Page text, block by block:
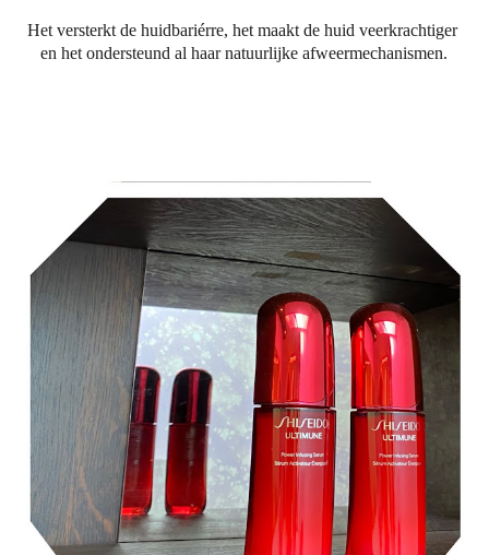
Het versterkt de huidbariérre, het maakt de huid veerkrachtiger
en het ondersteund al haar natuurlijke afweermechanismen.